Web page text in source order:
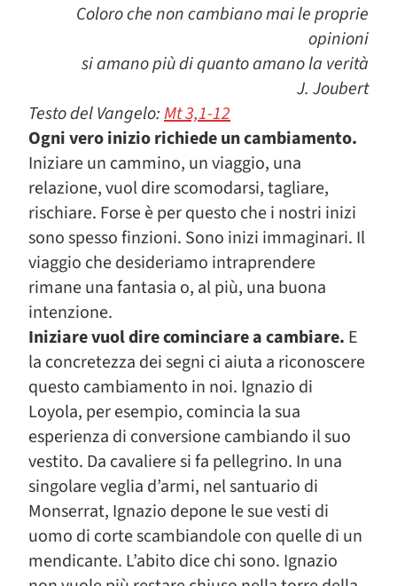
Coloro che non cambiano mai le proprie
opinioni
si amano più di quanto amano la verità
J. Joubert
Testo del Vangelo:Mt 3,1-12
Ogni vero inizio richiede un cambiamento.
Iniziare un cammino, un viaggio, una
relazione, vuol dire scomodarsi, tagliare,
rischiare. Forse è per questo che i nostri inizi
sono spesso finzioni. Sono inizi immaginari. Il
viaggio che desideriamo intraprendere
rimane una fantasia o, al più, una buona
intenzione.
Iniziare vuol dire cominciare a cambiare. E
la concretezza dei segni ci aiuta a riconoscere
questo cambiamento in noi. Ignazio di
Loyola, per esempio, comincia la sua
esperienza di conversione cambiando il suo
vestito. Da cavaliere si fa pellegrino. In una
singolare veglia d’armi, nel santuario di
Monserrat, Ignazio depone le sue vesti di
uomo di corte scambiandole con quelle di un
mendicante. L’abito dice chi sono. Ignazio